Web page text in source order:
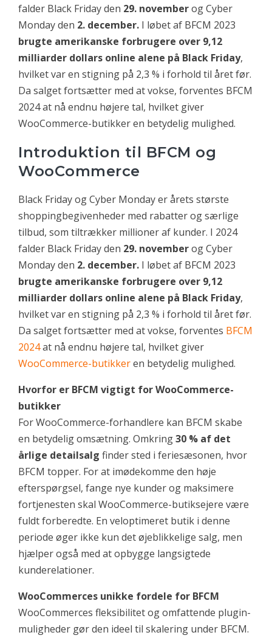
falder Black Friday den 29. novemberog Cyber
Monday den 2. december. I løbet af BFCM 2023
brugte amerikanske forbrugere over 9,12
milliarder dollars online alene på Black Friday,
hvilket var en stigning på 2,3 % i forhold til året før.
Da salget fortsætter med at vokse, forventes BFCM
2024 at nå endnu højere tal, hvilket giver
WooCommerce-butikker en betydelig mulighed.
Introduktion til BFCM og
WooCommerce
Black Friday og Cyber Monday er årets største
shoppingbegivenheder med rabatter og særlige
tilbud, som tiltrækker millioner af kunder. I 2024
falder Black Friday den 29. novemberog Cyber
Monday den 2. december. I løbet af BFCM 2023
brugte amerikanske forbrugere over 9,12
milliarder dollars online alene på Black Friday,
hvilket var en stigning på 2,3 % i forhold til året før.
Da salget fortsætter med at vokse, forventes BFCM
2024at nå endnu højere tal, hvilket giver
WooCommerce-butikkeren betydelig mulighed.
Hvorfor er BFCM vigtigt for WooCommerce-
butikker
For WooCommerce-forhandlere kan BFCM skabe
en betydelig omsætning. Omkring30 % af det
årlige detailsalg finder sted i feriesæsonen, hvor
BFCM topper. For at imødekomme den høje
efterspørgsel, fange nye kunder og maksimere
fortjenesten skal WooCommerce-butiksejere være
fuldt forberedte. En veloptimeret butik i denne
periode øger ikke kun det øjeblikkelige salg, men
hjælper også med at opbygge langsigtede
kunderelationer.
WooCommerces unikke fordele for BFCM
WooCommerces fleksibilitet og omfattende plugin-
muligheder gør den ideel til skalering under BFCM.